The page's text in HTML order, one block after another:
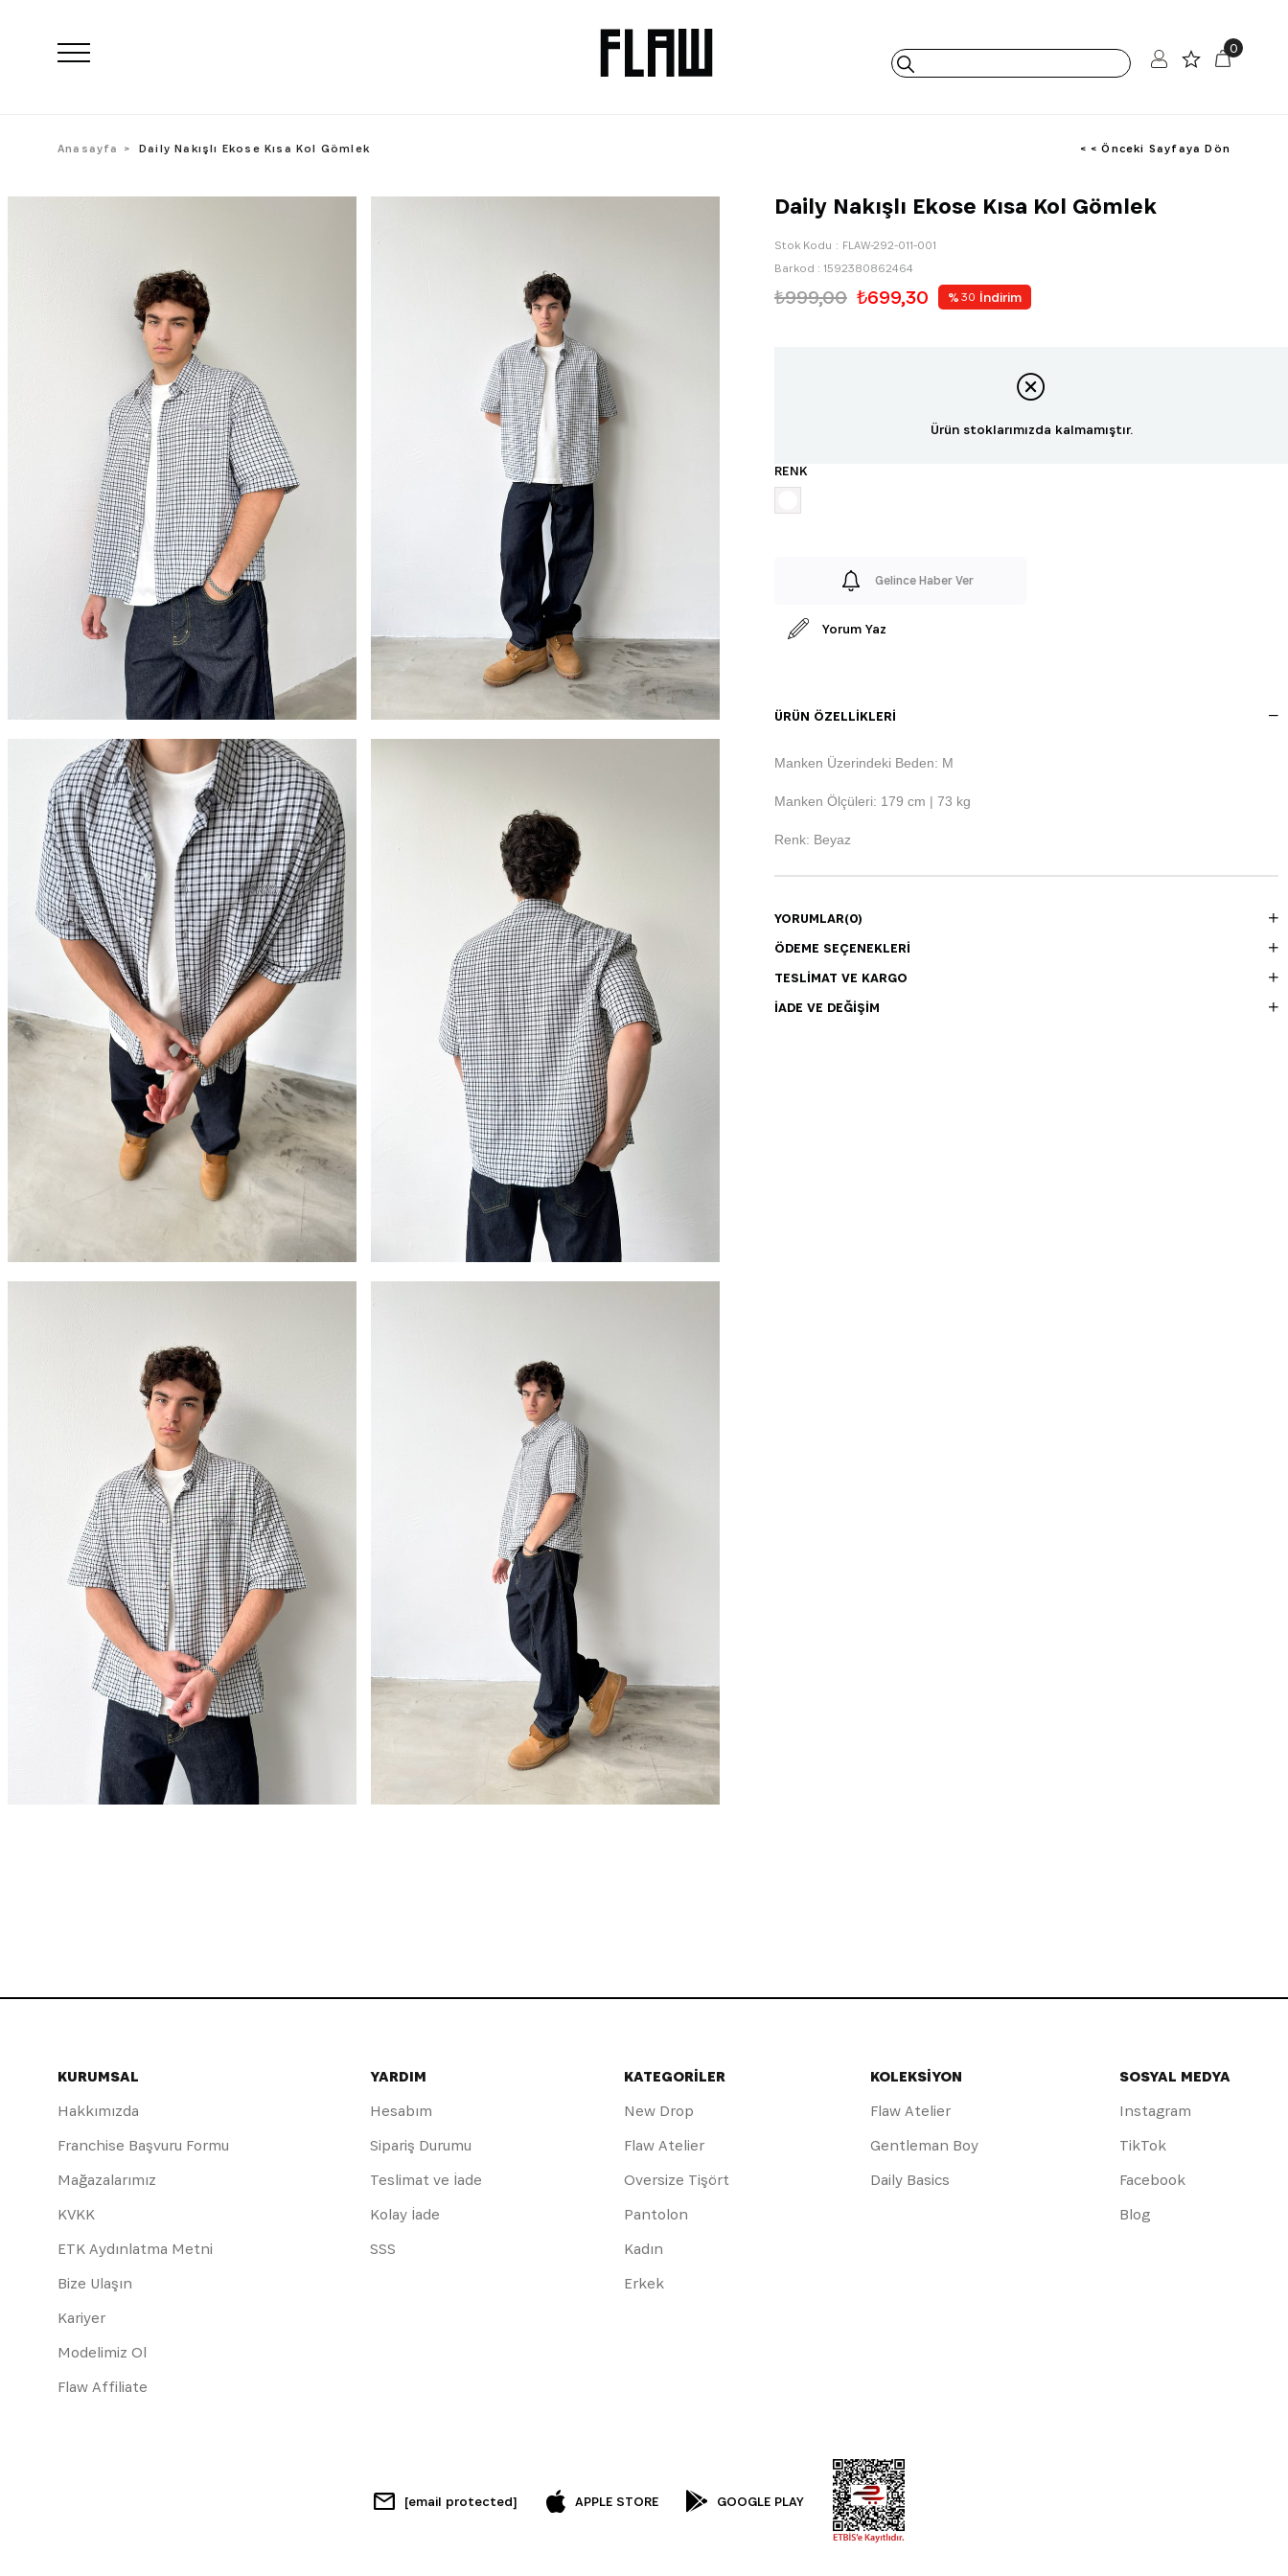
0
Anasayfa Daily Nakışlı Ekose Kısa Kol Gömlek < < Önceki Sayfaya Dön
Daily Nakışlı Ekose Kısa Kol Gömlek
Stok Kodu
FLAW-292-011-001
Barkod : 1592380862464
₺999,00 ₺699,30 % 30 İndirim
Ürün stoklarımızda kalmamıştır.
RENK
Gelince Haber Ver
Yorum Yaz
ÜRÜN ÖZELLIKLERI
Manken Üzerindeki Beden: M
Manken Ölçüleri: 179 cm | 73 kg
Renk: Beyaz
YORUMLAR(0)
ÖDEME SEÇENEKLERI
TESLIMAT VE KARGO
İADE VE DEĞIŞIM
KURUMSAL
Hakkımızda
Franchise Başvuru Formu
Mağazalarımız
KVKK
ETK Aydınlatma Metni
Bize Ulaşın
Kariyer
Modelimiz Ol
Flaw Affiliate
YARDIM
Hesabım
Sipariş Durumu
Teslimat ve İade
Kolay İade
SSS
KATEGORİLER
New Drop
Flaw Atelier
Oversize Tişört
Pantolon
Kadın
Erkek
KOLEKSİYON
Flaw Atelier
Gentleman Boy
Daily Basics
SOSYAL MEDYA
Instagram
TikTok
Facebook
Blog
[email protected] APPLE STORE GOOGLE PLAY